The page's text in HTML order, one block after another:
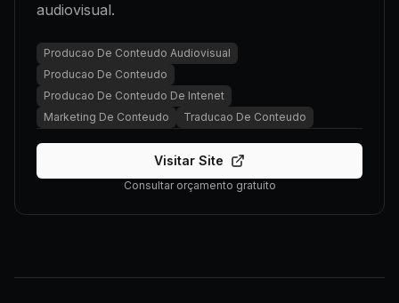
audiovisual.
Producao De Conteudo Audiovisual
Producao De Conteudo
Producao De Conteudo De Intenet
Marketing De Conteudo
Traducao De Conteudo
Visitar Site
Consultar orçamento gratuito